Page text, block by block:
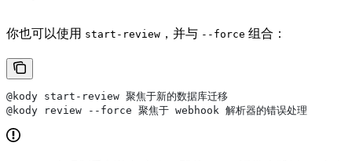
你也可以使用 start-review ，并与 --force 组合：
@kody start-review 聚焦于新的数据库迁移
@kody review --force 聚焦于 webhook 解析器的错误处理